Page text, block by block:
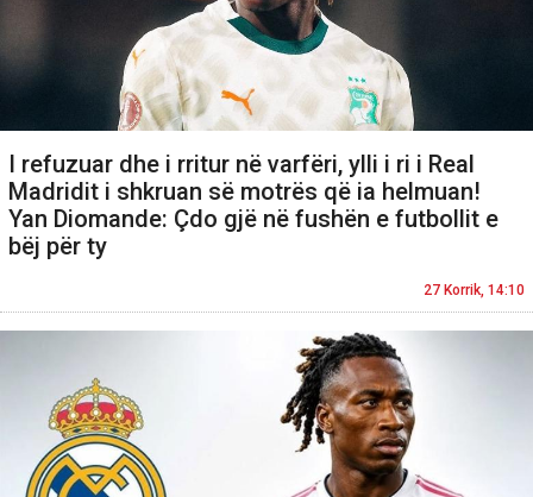
I refuzuar dhe i rritur në varfëri, ylli i ri i Real
Madridit i shkruan së motrës që ia helmuan!
Yan Diomande: Çdo gjë në fushën e futbollit e
bëj për ty
27 Korrik, 14:10